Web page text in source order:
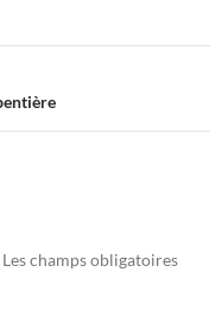
Les champs obligatoires